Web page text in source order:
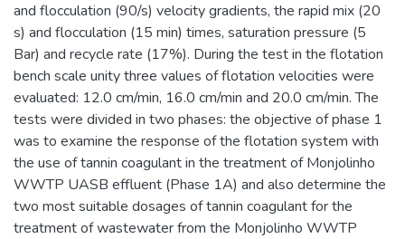
and flocculation (90/s) velocity gradients, the rapid mix (20
s) and flocculation (15 min) times, saturation pressure (5
Bar) and recycle rate (17%). During the test in the flotation
bench scale unity three values of flotation velocities were
evaluated: 12.0 cm/min, 16.0 cm/min and 20.0 cm/min. The
tests were divided in two phases: the objective of phase 1
was to examine the response of the flotation system with
the use of tannin coagulant in the treatment of Monjolinho
WWTP UASB effluent (Phase 1A) and also determine the
two most suitable dosages of tannin coagulant for the
treatment of wastewater from the Monjolinho WWTP